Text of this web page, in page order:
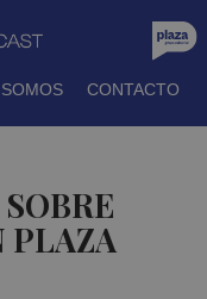
CONTACTO
PLAZA